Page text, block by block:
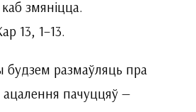
змяніцца.
13, 1–13.
размаўляць пра
пачуццяў —